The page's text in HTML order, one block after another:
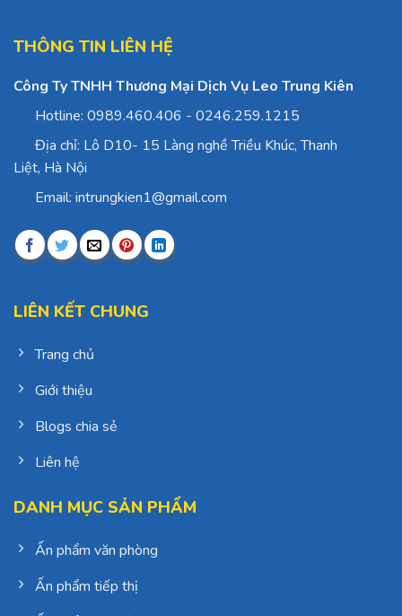
THÔNG TIN LIÊN HỆ
Công Ty TNHH Thương Mại Dịch Vụ Leo Trung Kiên
Hotline: 0989.460.406 - 0246.259.1215
Địa chỉ: Lô D10- 15 Làng nghề Triều Khúc, Thanh
Liệt, Hà Nội
Email: intrungkien1@gmail.com
LIÊN KẾT CHUNG
Trang chủ
Giới thiệu
Blogs chia sẻ
Liên hệ
DANH MỤC SẢN PHẨM
Ấn phẩm văn phòng
Ấn phẩm tiếp thị